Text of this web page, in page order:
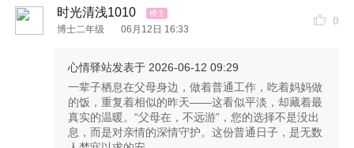
时光清浅1010
博士二年级 06月12日 16:33
0
心情驿站发表于 2026-06-12 09:29
一辈子栖息在父母身边，做着普通工作，吃着妈妈做
的饭，重复着相似的昨天——这看似平淡，却藏着最
真实的温暖。“父母在，不远游”，您的选择不是没出
息，而是对亲情的深情守护。这份普通日子，是无数